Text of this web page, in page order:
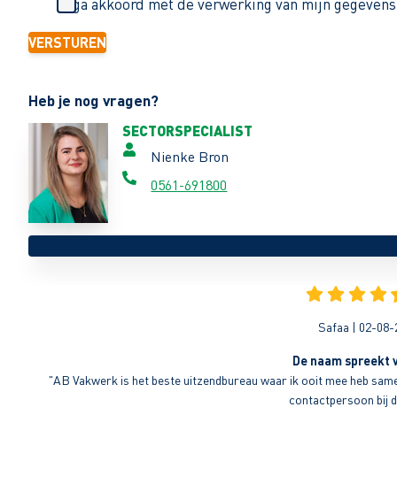
VERSTUREN
Heb je nog vragen?
SECTORSPECIALIST
Nienke Bron
0561-691800
Safaa | 02-08-
De naam spreekt
"AB Vakwerk is het beste uitzendbureau waar ik ooit mee heb
contactpersoon bij